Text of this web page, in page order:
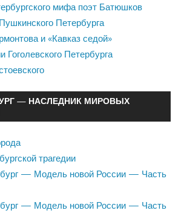
мифа поэт Батюшков
Петербурга
и «Кавказ седой»
Гоголевского Петербурга
— НАСЛЕДНИК МИРОВЫХ
трагедии
— Модель новой России — Часть
— Модель новой России — Часть